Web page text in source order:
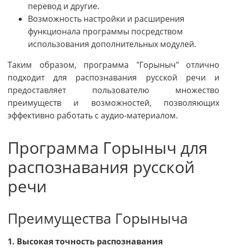
перевод и другие.
Возможность настройки и расширения
функционала программы посредством
использования дополнительных модулей.
Таким образом, программа "Горыныч" отлично
подходит для распознавания русской речи и
предоставляет пользователю множество
преимуществ и возможностей, позволяющих
эффективно работать с аудио-материалом.
Программа Горыныч для
распознавания русской
речи
Преимущества Горыныча
1. Высокая точность распознавания